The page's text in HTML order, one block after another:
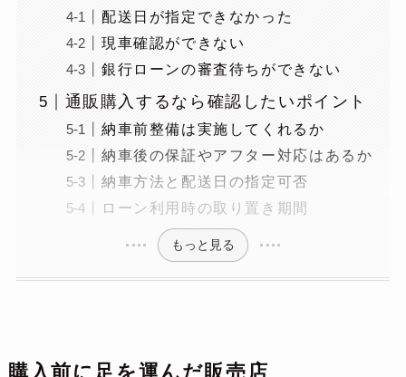
配送日が指定できなかった
現車確認ができない
銀行ローンの審査待ちができない
通販購入するなら確認したいポイント
納車前整備は実施してくれるか
納車後の保証やアフター対応はあるか
納車方法と配送日の指定可否
ローン利用時の取り置き期間
もっと見る
購入前に足を運んだ販売店